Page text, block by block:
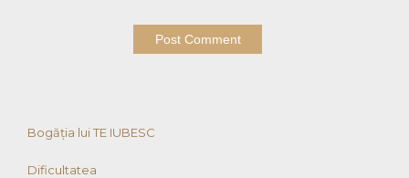
Bogăția lui TE IUBESC
Dificultatea